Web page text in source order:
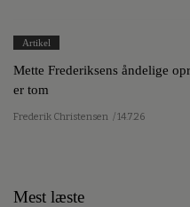
Artikel
Mette Frederiksens åndelige
er tom
Frederik Christensen / 14.7.26
Mest læste